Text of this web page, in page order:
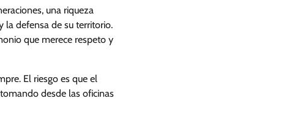
una riqueza
la defensa de su territorio.
que merece respeto y
El riesgo es que el
desde las oficinas